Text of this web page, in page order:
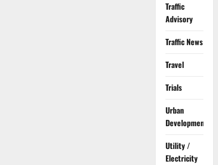
Traffic
Advisory
Traffic News
Travel
Trials
Urban
Development
Utility /
Electricity